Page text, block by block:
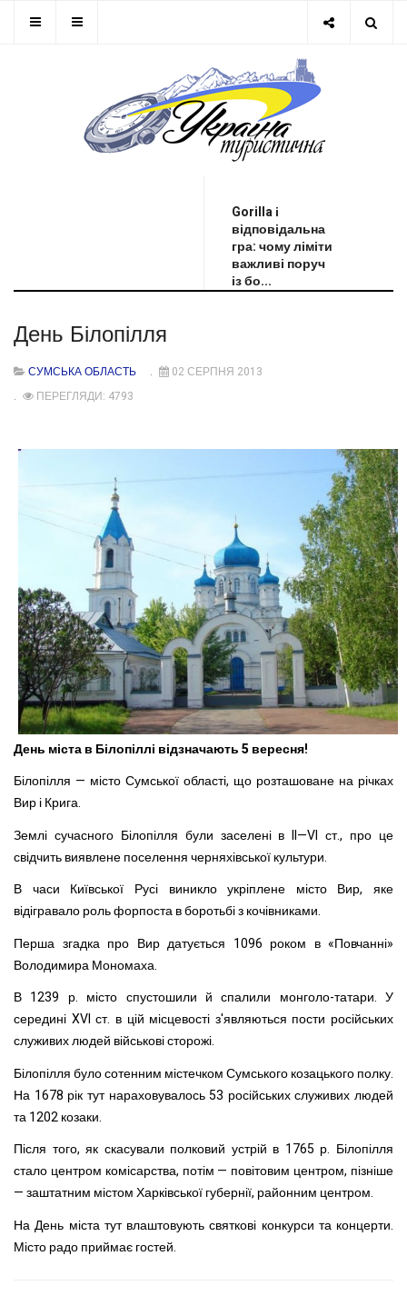
Gorilla і
відповідальна
гра: чому ліміти
важливі поруч
із бо...
День Білопілля
СУМСЬКА ОБЛАСТЬ
02 СЕРПНЯ 2013
ПЕРЕГЛЯДИ: 4793
День міста в Білопіллі відзначають 5 вересня!
Білопілля — місто Сумської області, що розташоване на річках
Вир і Крига.
Землі сучасного Білопілля були заселені в II—VI ст., про це
свідчить виявлене поселення черняхівської культури.
В часи Київської Русі виникло укріплене місто Вир, яке
відігравало роль форпоста в боротьбі з кочівниками.
Перша згадка про Вир датується 1096 роком в «Повчанні»
Володимира Мономаха.
В 1239 р. місто спустошили й спалили монголо-татари. У
середині XVI ст. в цій місцевості з'являються пости російських
служивих людей військові сторожі.
Білопілля було сотенним містечком Сумського козацького полку.
На 1678 рік тут нараховувалось 53 російських служивих людей
та 1202 козаки.
Після того, як скасували полковий устрій в 1765 р. Білопілля
стало центром комісарства, потім — повітовим центром, пізніше
— заштатним містом Харківської губернії, районним центром.
На День міста тут влаштовують святкові конкурси та концерти.
Місто радо приймає гостей.